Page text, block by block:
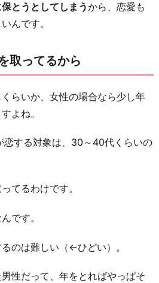
とうとしてしまうから、恋愛も
んです。
取ってるから
らいか、女性の場合なら少し年
よね。
恋する対象は、30～40代くらいの
てるわけです。
です。
のは難しい（←ひどい）。
性だって、年をとればやっぱそ